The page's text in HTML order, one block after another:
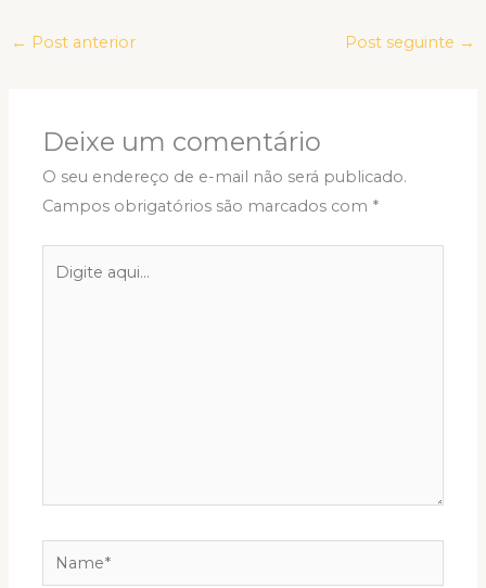
← Post anterior Post seguinte →
Deixe um comentário
O seu endereço de e-mail não será publicado.
Campos obrigatórios são marcados com *
aqui...
Name*